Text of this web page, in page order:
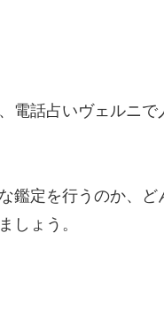
電話占いヴェルニ
鑑定を行うのか、
しょう。